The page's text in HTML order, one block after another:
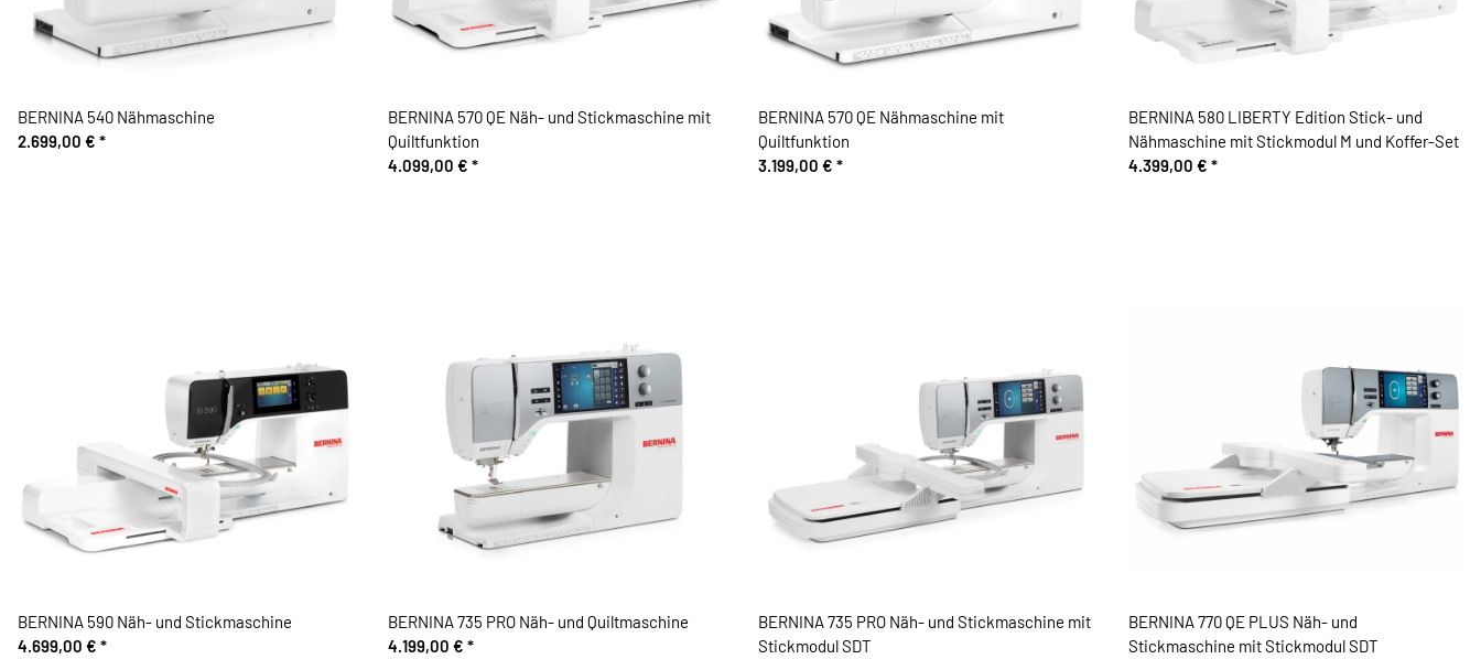
BERNINA 540 Nähmaschine
2.699,00 € *
BERNINA 570 QE Näh- und Stickmaschine mit
Quiltfunktion
4.099,00 € *
BERNINA 570 QE Nähmaschine mit
Quiltfunktion
3.199,00 € *
BERNINA 580 LIBERTY Edition Stick- und
Nähmaschine mit Stickmodul M und Koffer-Set
4.399,00 € *
BERNINA 590 Näh- und Stickmaschine
4.699,00 € *
BERNINA 735 PRO Näh- und Quiltmaschine
4.199,00 € *
BERNINA 735 PRO Näh- und Stickmaschine mit
Stickmodul SDT
BERNINA 770 QE PLUS Näh- und
Stickmaschine mit Stickmodul SDT